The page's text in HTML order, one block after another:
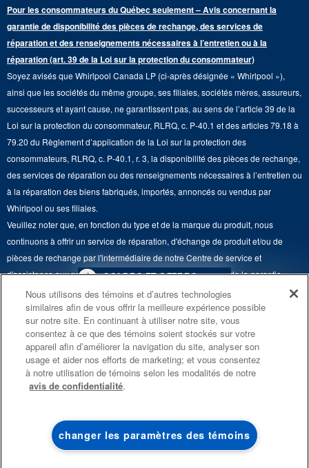
Programmes de service prolongé
Pièces de rechange
Aide sur les produits
Suivre ma commande
Services de livraison et d'installation
Retours et échanges
Accessibilité
Services d'abonnement
Résidents du Québec
Piédestaux de lessive
Qualité Commerciale
Duos de Lessive
Cuisinières
Fours muraux
Hottes
Fours à micro-ondes
Communiquez avec nous
Monsieur Maytag
Carrières
Whirlpool et Corporation
Whirlpool au Canada
Pour les consommateurs du Québec seulement – Avis concernant la
garantie de disponibilité des pièces de rechange, des services de
réparation et des renseignements nécessaires à l’entretien ou à la
réparation (art. 39 de la Loi sur la protection du consommateur)
Soyez avisés que Whirlpool Canada LP (ci-après désignée « Whirlpool »),
ainsi que les sociétés du même groupe, ses filiales, sociétés mères, assureurs,
successeurs et ayant cause, ne garantissent pas, au sens de l’article 39 de la
Loi sur la protection du consommateur, RLRQ, c. P-40.1 et des articles 79.18 à
79.20 du Règlement d’application de la Loi sur la protection des
consommateurs, RLRQ, c. P-40.1, r. 3, la disponibilité des pièces de rechange,
des services de réparation ou des renseignements nécessaires à l’entretien ou
à la réparation des biens fabriqués, importés, annoncés ou vendus par
Whirlpool ou ses filiales.
Veuillez noter que, en fonction du type et de la marque du produit, nous
continuons à offrir un service de réparation, d'échange de produit et/ou de
pièces de rechange par l'intermédiaire de notre Centre de service et
d'assistance aux propriétaires, sous réserve des conditions de la garantie
limitée du fabricant. Pour plus d'informations, veuillez consulter les sites Web
de nos différentes marques sous la rubrique « Service et assistance » ou
appeler le 1-800-807-6777. Pour InSinkErator, appelez le 1-800-561-1700.
Ce marchand en ligne est situé au 200-6750, avenue Century, Mississauga
(Ontario) L5N 0B7. ®/TM © 2026 Maytag. Tous droits réservés.
Communiquez avec nous
4 SOLDES ET OFFRES
PROMOTION DES
ENSEMBLES DE CUISINE
Finit le 8/26/26
ÉCONOMISEZ JUSQU’À 300 $*
à l’achat de plusieurs électroménagers de
cuisine admissibles Maytag®
MAGASINEZ
ACTUELLEMENT
DISPONIBLE
CENTRE DE
MAGASINEZ
Nous utilisons des témoins et d’autres technologies
similaires afin de vous offrir la meilleure expérience possible
sur notre site. En continuant à utiliser notre site, vous
consentez à ce que des témoins soient stockés sur votre
appareil afin d’améliorer la navigation du site, analyser son
usage et aider nos efforts de marketing; et vous consentez
à notre utilisation de témoins selon les modalités de notre
avis de confidentialité.
changer les paramètres des témoins